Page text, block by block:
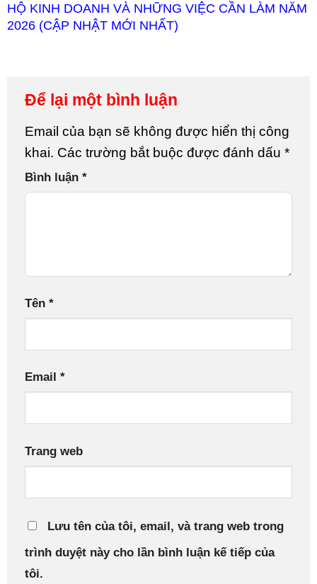
HỘ KINH DOANH VÀ NHỮNG VIỆC CẦN LÀM NĂM
2026 (CẬP NHẬT MỚI NHẤT)
Để lại một bình luận
Email của bạn sẽ không được hiển thị công
khai. Các trường bắt buộc được đánh dấu *
Bình luận *
Tên *
Email *
Trang web
Lưu tên của tôi, email, và trang web trong
trình duyệt này cho lần bình luận kế tiếp của
tôi.